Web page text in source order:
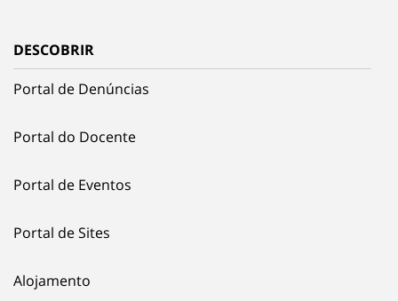
DESCOBRIR
Portal de Denúncias
Portal do Docente
Portal de Eventos
Portal de Sites
Alojamento